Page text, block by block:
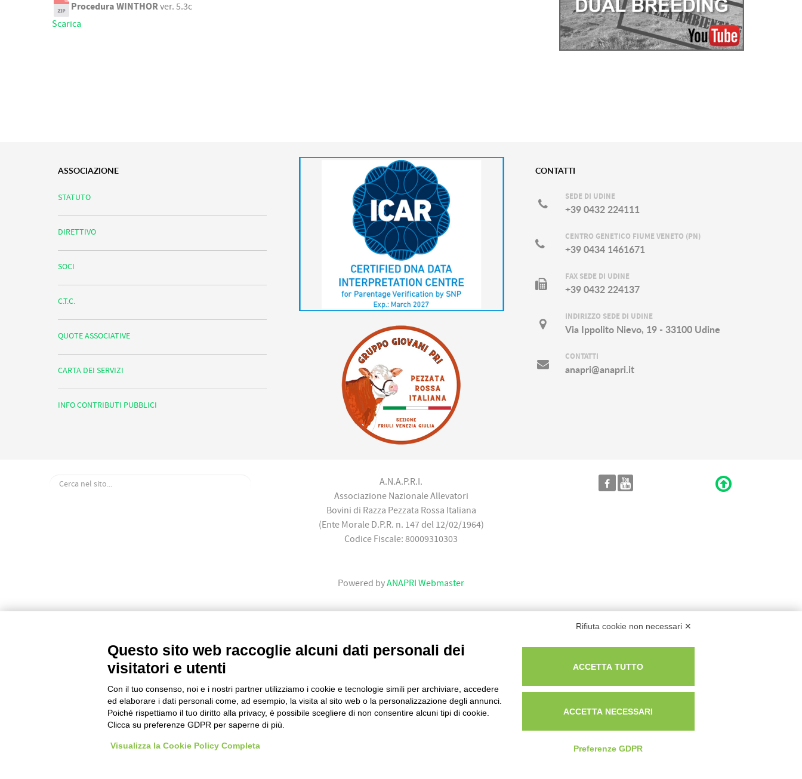
Procedura WINTHORver. 5.3c
Scarica
ASSOCIAZIONE
STATUTO
DIRETTIVO
SOCI
C.T.C.
QUOTE ASSOCIATIVE
CARTA DEI SERVIZI
INFO CONTRIBUTI PUBBLICI
CONTATTI
SEDE DI UDINE
+39 0432 224111
CENTRO GENETICO FIUME VENETO (PN)
+39 0434 1461671
FAX SEDE DI UDINE
+39 0432 224137
INDIRIZZO SEDE DI UDINE
Via Ippolito Nievo, 19 - 33100 Udine
CONTATTI
anapri@anapri.it
A.N.A.P.R.I.
Associazione Nazionale Allevatori
Bovini di Razza Pezzata Rossa Italiana
(Ente Morale D.P.R. n. 147 del 12/02/1964)
Codice Fiscale: 80009310303
Powered byANAPRI Webmaster
Rifiuta cookie non necessari ✕
Questo sito web raccoglie alcuni dati personali dei
visitatori e utenti
Con il tuo consenso, noi e i nostri partner utilizziamo i cookie e tecnologie simili per archiviare, accedere
ed elaborare i dati personali come, ad esempio, la visita al sito web o la personalizzazione degli annunci.
Poiché rispettiamo il tuo diritto alla privacy, è possibile scegliere di non consentire alcuni tipi di cookie.
Clicca su preferenze GDPR per saperne di più.
Visualizza la Cookie Policy Completa
ACCETTA TUTTO
ACCETTA NECESSARI
Preferenze GDPR